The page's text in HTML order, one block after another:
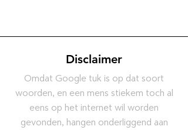
Disclaimer
Omdat Google tuk is op dat soort
woorden, en een mens stiekem toch al
eens op het internet wil worden
gevonden, hangen onderliggend aan